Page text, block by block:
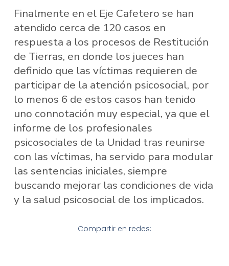
Finalmente en el Eje Cafetero se han
atendido cerca de 120 casos en
respuesta a los procesos de Restitución
de Tierras, en donde los jueces han
definido que las víctimas requieren de
participar de la atención psicosocial, por
lo menos 6 de estos casos han tenido
uno connotación muy especial, ya que el
informe de los profesionales
psicosociales de la Unidad tras reunirse
con las víctimas, ha servido para modular
las sentencias iniciales, siempre
buscando mejorar las condiciones de vida
y la salud psicosocial de los implicados.
Compartir en redes: